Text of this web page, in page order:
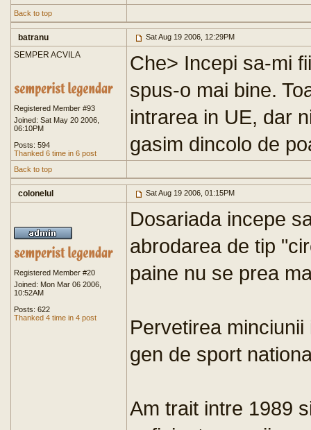
Back to top
batranu Sat Aug 19 2006, 12:29PM
SEMPER ACVILA
Registered Member #93
Joined: Sat May 20 2006,
06:10PM
Posts: 594
Thanked 6 time in 6 post
Che> Incepi sa-mi
spus-o mai bine.
intrarea in UE, dar
gasim dincolo de
Back to top
colonelul Sat Aug 19 2006, 01:15PM
Registered Member #20
Joined: Mon Mar 06 2006,
10:52AM
Posts: 622
Thanked 4 time in 4 post
Dosariada incepe
abrodarea de tip
paine nu se prea
Pervetirea
gen de sport
Am trait intre 1989